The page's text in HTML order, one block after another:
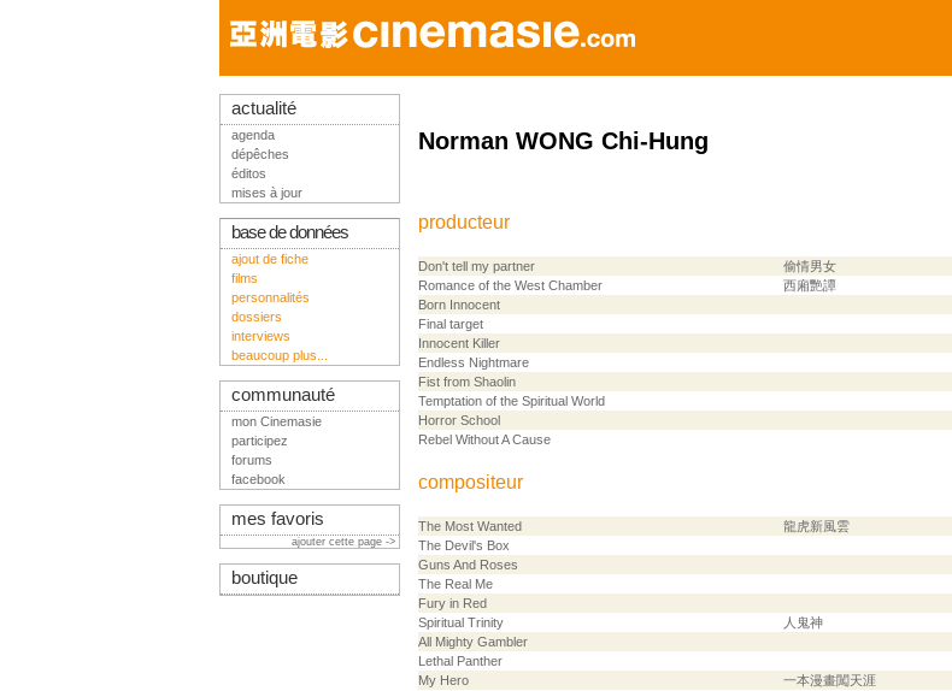
Norman WONG Chi-Hung
producteur
Don't tell my partner 偷情男女
Romance of the West Chamber
西廂艷譚
Born Innocent
Final target
Innocent Killer
Endless Nightmare
Fist from Shaolin
Temptation of the Spiritual World
Horror School
Rebel Without A Cause
compositeur
The Most Wanted 龍虎新風雲
The Devil's Box
Guns And Roses
The Real Me
Fury in Red
Spiritual Trinity
人鬼神
All Mighty Gambler
Lethal Panther
My Hero
一本漫畫闖天涯
actualité
agenda
dépêches
éditos
mises à jour
base de données
ajout de fiche
films
personnalités
dossiers
interviews
beaucoup plus...
communauté
mon Cinemasie
participez
forums
facebook
mes favoris
ajouter cette page ->
boutique